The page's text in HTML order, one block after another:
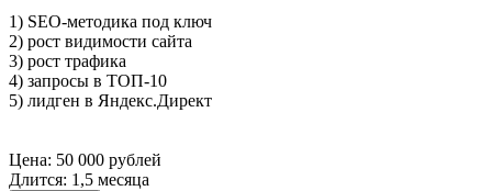
1) SEO-методика под ключ
2) рост видимости сайта
3) рост трафика
4) запросы в ТОП-10
5) лидген в Яндекс.Директ
Цена: 50 000 рублей
Длится: 1,5 месяца